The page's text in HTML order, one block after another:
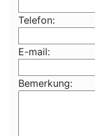
Telefon:
E-mail:
Bemerkung: